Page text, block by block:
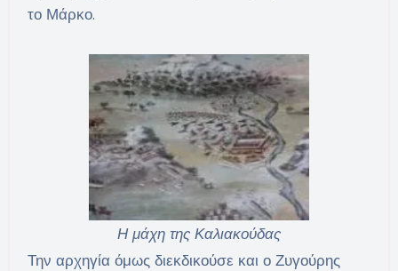
το Μάρκο.
Η μάχη της Καλιακούδας
Την αρχηγία όμως διεκδικούσε και ο Ζυγούρης